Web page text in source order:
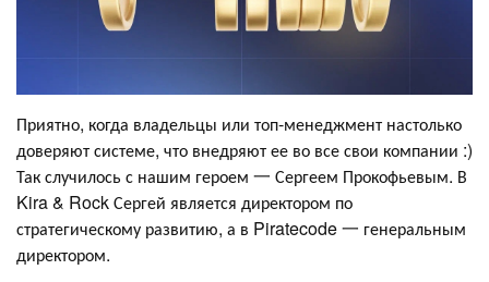
Приятно, когда владельцы или топ-менеджмент настолько
доверяют системе, что внедряют ее во все свои компании :)
Так случилось с нашим героем 一 Сергеем Прокофьевым. В
Kira & Rock Сергей является директором по
стратегическому развитию, а в Piratecode 一 генеральным
директором.